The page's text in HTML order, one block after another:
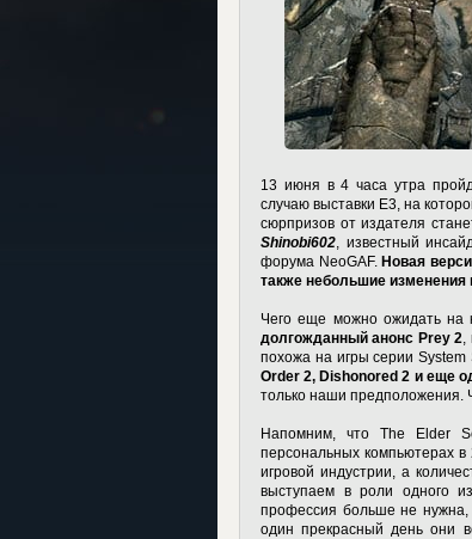
13 июня в 4 часа утра
случаю выставки E3, на
сюрпризов от издателя
Shinobi602, известный
форума NeoGAF. Новая
также небольшие
Чего еще можно ожидать на
долгожданный анонс Prey 2,
похожа на игры серии
Order 2, Dishonored 2 и еще
только наши предположения.
Напомним, что The Elder
персональных компьютерах
игровой индустрии, а
выступаем в роли одного
профессия больше не нужна,
один прекрасный день они